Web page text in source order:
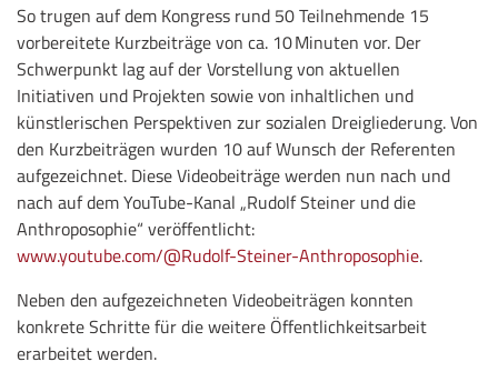
So trugen auf dem Kongress rund 50 Teilnehmende 15
vorbereitete Kurzbeiträge von ca. 10 Minuten vor. Der
Schwerpunkt lag auf der Vorstellung von aktuellen
Initiativen und Projekten sowie von inhaltlichen und
künstlerischen Perspektiven zur sozialen Dreigliederung. Von
den Kurzbeiträgen wurden 10 auf Wunsch der Referenten
aufgezeichnet. Diese Videobeiträge werden nun nach und
nach auf dem YouTube-Kanal „Rudolf Steiner und die
Anthroposophie“ veröffentlicht:
www.youtube.com/@Rudolf-Steiner-Anthroposophie.
Neben den aufgezeichneten Videobeiträgen konnten
konkrete Schritte für die weitere Öffentlichkeitsarbeit
erarbeitet werden.